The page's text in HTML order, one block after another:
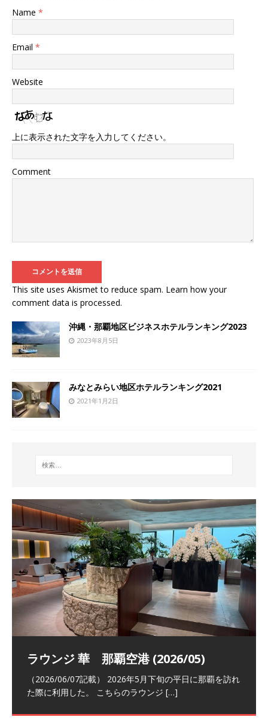
Name *
Email *
Website
上に表示された文字を入力してください。
Comment
This site uses Akismet to reduce spam. Learn how your
comment data is processed.
沖縄・那覇地区ビジネスホテルランキング2023
2023年8月5日
みなとみらい地区ホテルランキング2021
2021年1月2日
祝！日本航空・マリオットの戦略パー
トナーシップによるFOP無料付与とス
テイタスマッチ
ラウンジ 華 那覇空港 (2026/05)
（2026/06/07記載） 2026年5月下旬の平日に那覇を訪れ
た際に利用した。 こちらのラウンジ […]
The Coral Executive Lounge スワ
ンナプーム国際空港国内線ラウンジ
(2026/01)
日本航空 羽田空港国際線ファースト
クラスラウンジ (2026/01)
（2026/03/18記載） 2026年1月、毎年恒例の新年の羽田
バンコクエアウェイズ スワンナプー
ム国際空港国内線ラウンジ (2026/01)
（2026/03/13記載） 2026年1月上旬にバンコク経由でチ